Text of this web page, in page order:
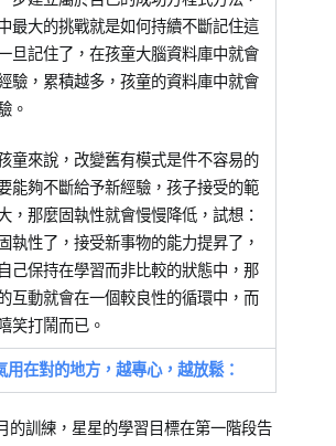
最大的挑戰就是如何持續不斷記住這
旦記住了，在孩童大腦資料庫中就會
驗，累積越多，孩童的資料庫中就會
。
童來說，改變舊有模式是件不容易的
能夠不斷給予新經驗，孩子接受的範
，那麼固執性就會慢慢降低，試想：
執性了，接受新事物的能力提昇了，
己保持在學習而非比較的狀態中，那
互動就會在一個較良性的循環中，而
笑打鬧而已。
用在對的地方，越專心，越放鬆：
訓練，星星的學習目標在第一階段告